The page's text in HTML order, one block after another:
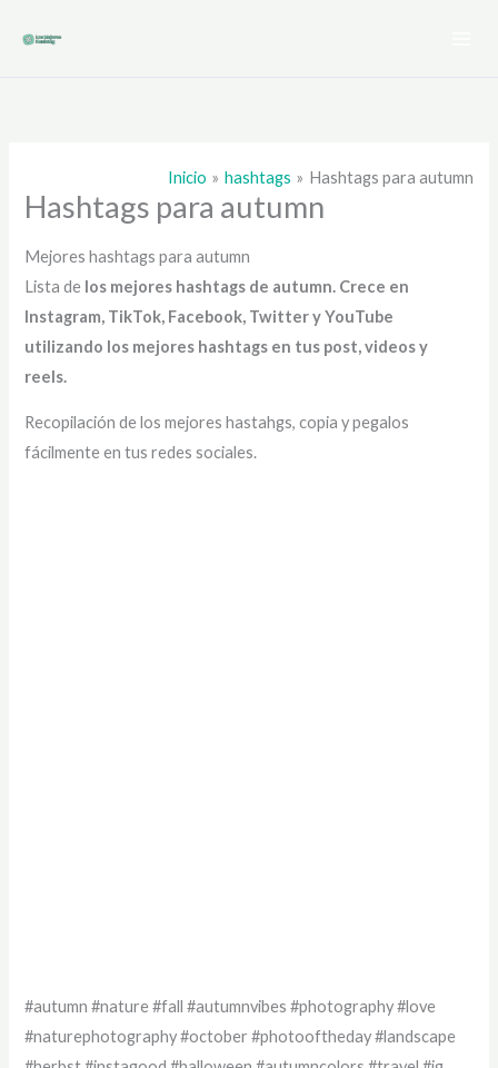
Inicio hashtags Hashtags para autumn
Hashtags para autumn
Mejores hashtags para autumn
Lista de los mejores hashtags de autumn. Crece en
Instagram, TikTok, Facebook, Twitter y YouTube
utilizando los mejores hashtags en tus post, videos y
reels.
Recopilación de los mejores hastahgs, copia y pegalos
fácilmente en tus redes sociales.
#autumn #nature #fall #autumnvibes #photography #love
#naturephotography #october #photooftheday #landscape